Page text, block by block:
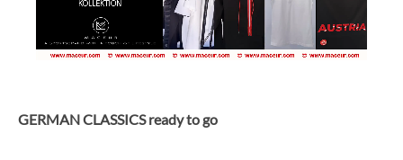
GERMAN CLASSICS ready to go